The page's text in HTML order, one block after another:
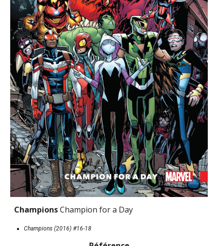
Champions Champion for a Day
Champions (2016) #16-18